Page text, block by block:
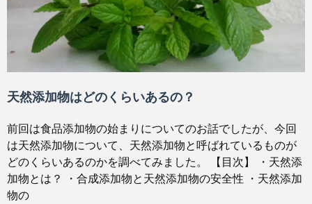
天然添加物はどのくらいあるの？
前回は食品添加物の始まりについてのお話でしたが、今回
は天然添加物について、天然添加物と呼ばれているものが
どのくらいあるのかを調べてみました。 【目次】 ・天然添
加物とは？ ・合成添加物と天然添加物の安全性 ・天然添加
物の